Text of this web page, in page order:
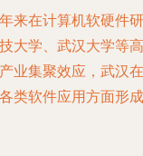
来在计算机软硬件研
大学、武汉大学等高
业集聚效应，武汉在
类软件应用方面形成